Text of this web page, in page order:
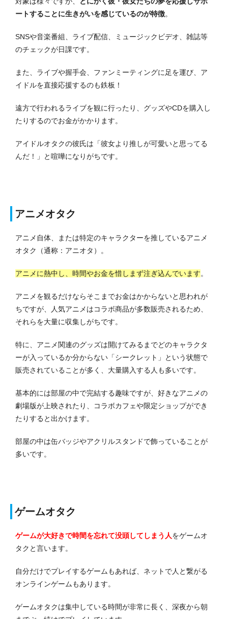
ートすることに生きがいを感じているのが特徴。
SNSや音楽番組、ライブ配信、ミュージックビデオ、雑誌等
のチェックが日課です。
また、ライブや握手会、ファンミーティングに足を運び、ア
イドルを直接応援するのも鉄板！
遠方で行われるライブを観に行ったり、グッズやCDを購入し
たりするのでお金がかかります。
アイドルオタクの彼氏は「彼女より推しが可愛いと思ってる
んだ！」と喧嘩になりがちです。
アニメオタク
アニメ自体、または特定のキャラクターを推しているアニメ
オタク（通称：アニオタ）。
アニメに熱中し、時間やお金を惜しまず注ぎ込んでいます。
アニメを観るだけならそこまでお金はかからないと思われが
ちですが、人気アニメはコラボ商品が多数販売されるため、
それらを大量に収集しがちです。
特に、アニメ関連のグッズは開けてみるまでどのキャラクタ
ーが入っているか分からない「シークレット」という状態で
販売されていることが多く、大量購入する人も多いです。
基本的には部屋の中で完結する趣味ですが、好きなアニメの
劇場版が上映されたり、コラボカフェや限定ショップができ
たりすると出かけます。
部屋の中は缶バッジやアクリルスタンドで飾っていることが
多いです。
ゲームオタク
ゲームが大好きで時間を忘れて没頭してしまう人をゲームオ
タクと言います。
自分だけでプレイするゲームもあれば、ネットで人と繋がる
オンラインゲームもあります。
ゲームオタクは集中している時間が非常に長く、深夜から朝